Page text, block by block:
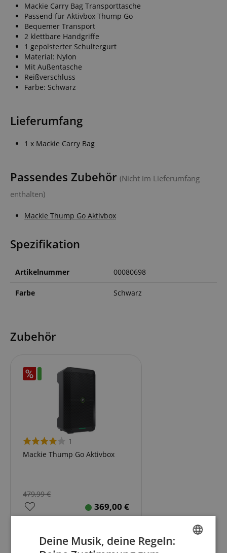
Mackie Carry Bag Transporttasche
Passend für Aktivbox Thump Go
Bequemer Transport
2 klettbare Handgriffe
1 gepolsterter Schultergurt
Material: Nylon
Mit Außentasche
Reißverschluss
Farbe: Schwarz
Lieferumfang
1 x Mackie Carry Bag
Passendes Zubehör (Nicht im Lieferumfang
enthalten)
Mackie Thump Go Aktivbox
Spezifikation
Artikelnummer 00080698
Farbe Schwarz
Zubehör
1
Mackie Thump Go Aktivbox
479,99€
369,00 €
Deine Musik, deine Regeln: